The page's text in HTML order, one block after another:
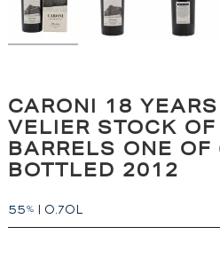
CARONI 18
VELIER STOCK
BARRELS ONE
BOTTLED 2012
55% | 0.70L